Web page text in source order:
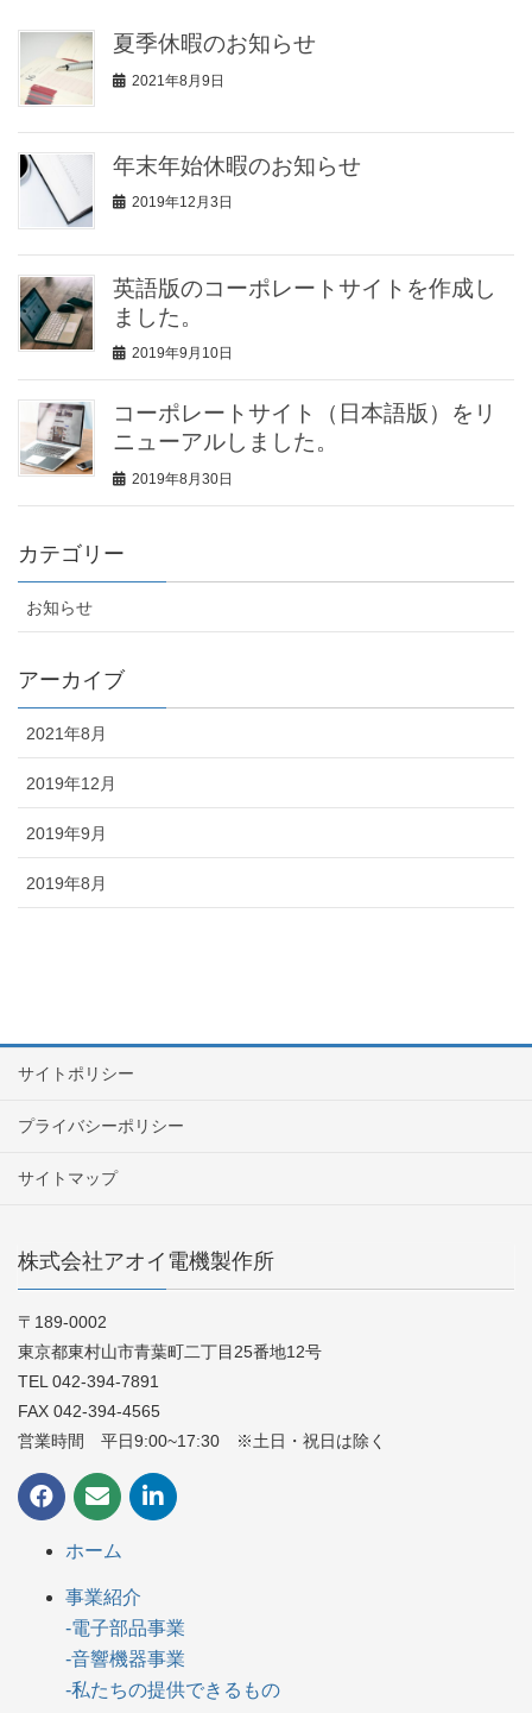
夏季休暇のお知らせ
2021年8月9日
年末年始休暇のお知らせ
2019年12月3日
英語版のコーポレートサイトを作成し
ました。
2019年9月10日
コーポレートサイト（日本語版）をリ
ニューアルしました。
2019年8月30日
カテゴリー
お知らせ
アーカイブ
2021年8月
2019年12月
2019年9月
2019年8月
サイトポリシー
プライバシーポリシー
サイトマップ
株式会社アオイ電機製作所
〒189-0002
東京都東村山市青葉町二丁目25番地12号
TEL 042-394-7891
FAX 042-394-4565
営業時間 平日9:00~17:30 ※土日・祝日は除く
ホーム
事業紹介
-電子部品事業
-音響機器事業
-私たちの提供できるもの